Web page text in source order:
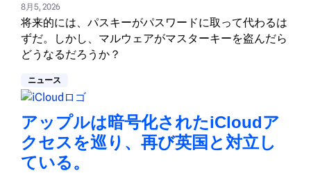
8月5, 2026
将来的には、パスキーがパスワードに取って代わるは
ずだ。しかし、マルウェアがマスターキーを盗んだら
どうなるだろうか？
ニュース
アップルは暗号化されたiCloudア
クセスを巡り、再び英国と対立し
ている。